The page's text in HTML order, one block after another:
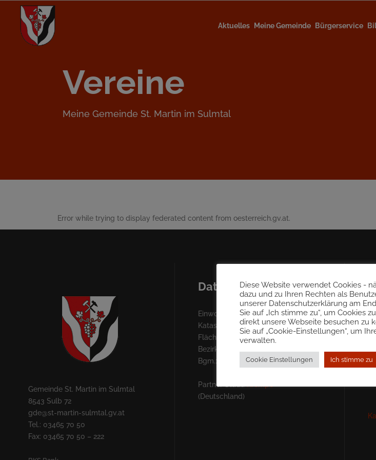
Aktuelles Meine Gemeinde Bürgerservice
Vereine
Meine Gemeinde St. Martin im Sulmtal
Error while trying to display federated content from oesterreich.gv.at.
Gemeinde St. Martin im Sulmtal
8543 Sulb 72
gde@st-martin-sulmtal.gv.at
Tel.: 03465 70 50
Fax: 03465 70 50 – 222
Daten & Fakten
Einwohner: 3.079 (Jänner 2022)
Katastralgemeinden: 15
Fläche: 39,17 km2
Bezirk: Deutschlandsberg
Bgm.: Franz Silly (ÖVP)
Partner Stadt:
(Deutschland)
Diese Website verwendet Cookies -
dazu und zu Ihren Rechten als
unserer Datenschutzerklärung am
Sie auf „Ich stimme zu“, um Cookies
direkt unsere Webseite besuchen zu
Sie auf „Cookie-Einstellungen“, um
verwalten.
Cookie Einstellungen Ich stimme zu